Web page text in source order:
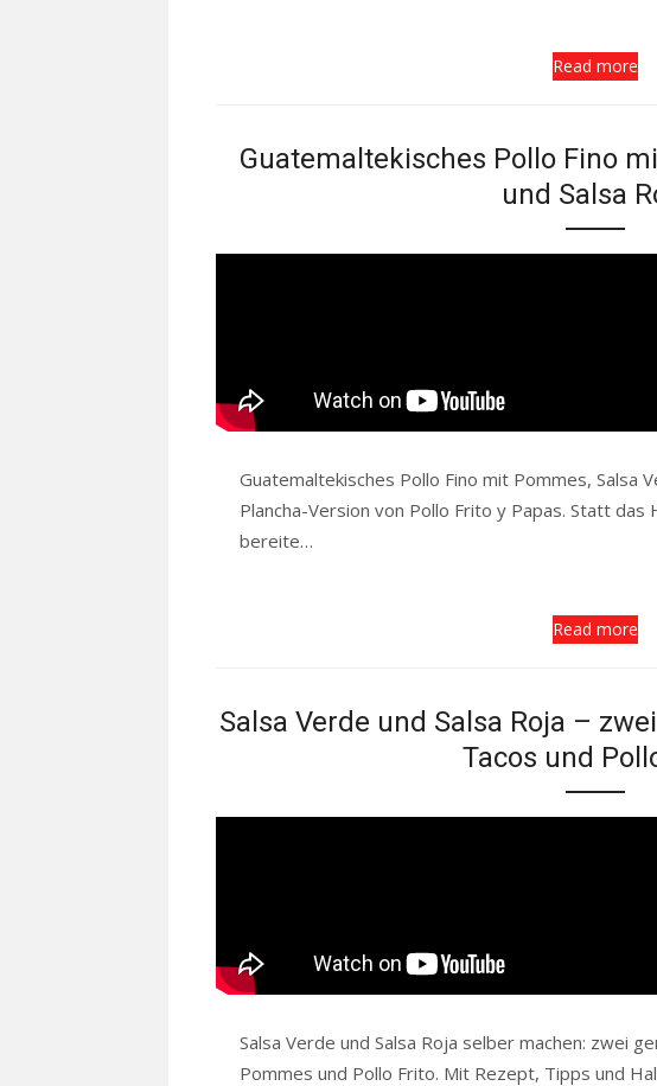
Read more
Guatemaltekisches Pollo Fino
und Salsa
Guatemaltekisches Pollo Fino mit Pommes, Salsa
Plancha-Version von Pollo Frito y Papas. Statt das
bereite…
Read more
Salsa Verde und Salsa Roja –
Tacos und
Salsa Verde und Salsa Roja selber machen: zwei
Pommes und Pollo Frito. Mit Rezept, Tipps und